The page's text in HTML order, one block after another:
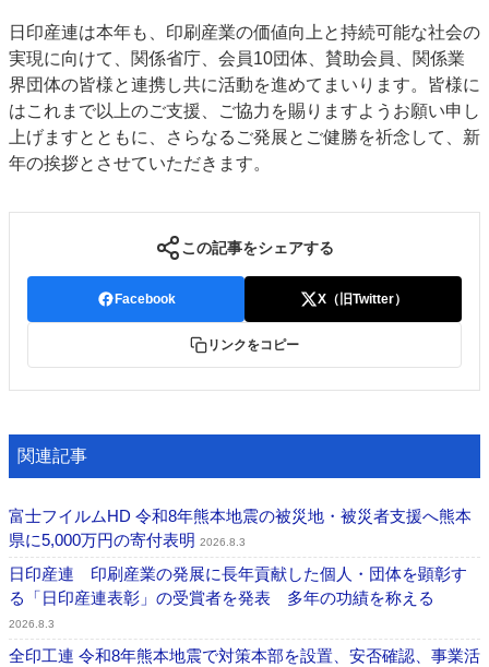
日印産連は本年も、印刷産業の価値向上と持続可能な社会の
実現に向けて、関係省庁、会員10団体、賛助会員、関係業
界団体の皆様と連携し共に活動を進めてまいります。皆様に
はこれまで以上のご支援、ご協力を賜りますようお願い申し
上げますとともに、さらなるご発展とご健勝を祈念して、新
年の挨拶とさせていただきます。
この記事をシェアする
Facebook X（旧Twitter）
リンクをコピー
関連記事
富士フイルムHD 令和8年熊本地震の被災地・被災者支援へ熊本
県に5,000万円の寄付表明 2026.8.3
日印産連 印刷産業の発展に長年貢献した個人・団体を顕彰す
る「日印産連表彰」の受賞者を発表 多年の功績を称える
2026.8.3
全印工連 令和8年熊本地震で対策本部を設置、安否確認、事業活